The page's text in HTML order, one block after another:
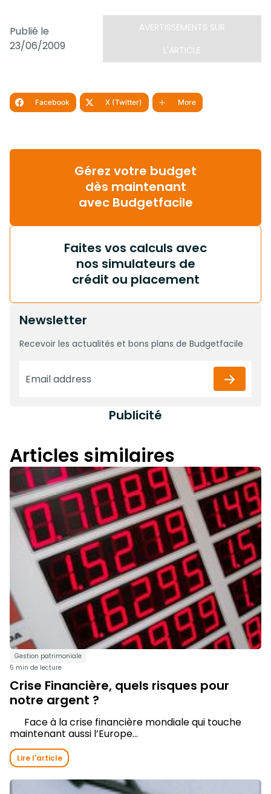
Publié le
23/06/2009
AVERTISSEMENTS SUR
L'ARTICLE
Facebook X (Twitter) More
Gérez votre budget
dès maintenant
avec Budgetfacile
Faites vos calculs avec
nos simulateurs de
crédit ou placement
Newsletter
Recevoir les actualités et bons plans de Budgetfacile
Publicité
Articles similaires
Gestion patrimoniale
5 min de lecture
Crise Financière, quels risques pour
notre argent ?
Face à la crise financière mondiale qui touche
maintenant aussi l’Europe...
Lire l'article